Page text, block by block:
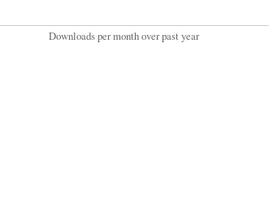
Downloads per month over past year